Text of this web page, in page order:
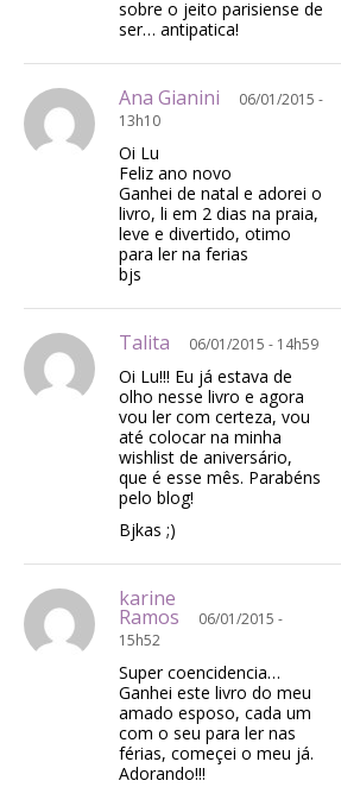
sobre o jeito parisiense de
ser… antipatica!
Ana Gianini
06/01/2015 -
13h10
Oi Lu
Feliz ano novo
Ganhei de natal e adorei o
livro, li em 2 dias na praia,
leve e divertido, otimo
para ler na ferias
bjs
Talita 06/01/2015 - 14h59
Oi Lu!!! Eu já estava de
olho nesse livro e agora
vou ler com certeza, vou
até colocar na minha
wishlist de aniversário,
que é esse mês. Parabéns
pelo blog!
Bjkas ;)
karine
Ramos
06/01/2015 -
15h52
Super coencidencia…
Ganhei este livro do meu
amado esposo, cada um
com o seu para ler nas
férias, começei o meu já.
Adorando!!!